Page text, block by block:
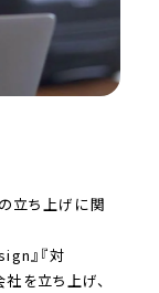
立ち上げに関
』『対
を立ち上げ、